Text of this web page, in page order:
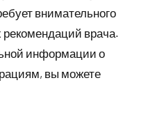
внимательного
врача.
информации о
вы можете